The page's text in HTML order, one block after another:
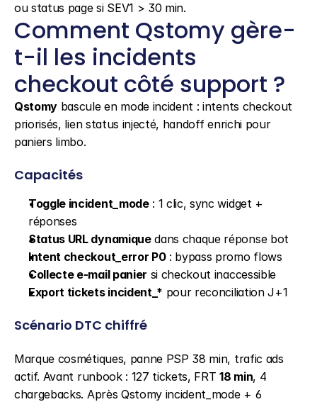
ou status page si SEV1 > 30 min.
Comment Qstomy gère-
t-il les incidents
checkout côté support ?
Qstomy bascule en mode incident : intents checkout
priorisés, lien status injecté, handoff enrichi pour
paniers limbo.
Capacités
Toggle incident_mode : 1 clic, sync widget +
réponses
Status URL dynamique dans chaque réponse bot
Intent checkout_error P0 : bypass promo flows
Collecte e-mail panier si checkout inaccessible
Export tickets incident_* pour reconciliation J+1
Scénario DTC chiffré
Marque cosmétiques, panne PSP 38 min, trafic ads
actif. Avant runbook : 127 tickets, FRT 18 min, 4
chargebacks. Après Qstomy incident_mode + 6